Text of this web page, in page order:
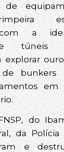
de
com a
túneis
explorar
de bunkers
em
do
da
e